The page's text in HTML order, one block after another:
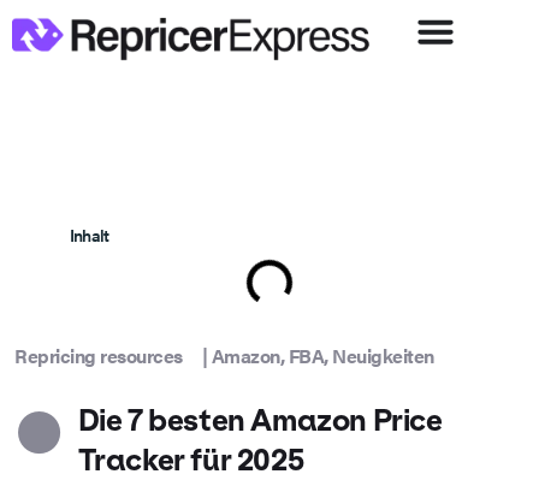
Inhalt
Repricing resources |Amazon,FBA,Neuigkeiten
Die 7 besten Amazon Price
Tracker für 2025